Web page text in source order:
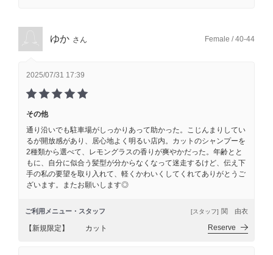
ゆか さん Female / 40-44
2025/07/31 17:39
その他
通り沿いでも駐車場がしっかりあって助かった。こじんまりしてい
るが開放感があり、居心地よく明るい店内。カットのシャンプーを
2種類から選べて、レモングラスの香りが爽やかだった。年齢とと
もに、自分に似合う髪型が分からなくなって迷走するけど、伝え下
手の私の要望を取り入れて、軽くかわいくしてくれてありがとうご
ざいます。またお願いします◎
ご利用メニュー・スタッフ [スタッフ] 関 由衣
【新規限定】 カット Reserve